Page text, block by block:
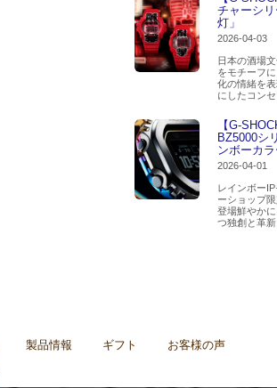
チャーシ
灯」
2026-04-03
日本の酒場
をモチーフ
化の情緒を
にしたコン
【G-
BZ5000シ
ンボーカラ
2026-04-01
レインボー
ーショップ
登場鮮やか
つ独創と革新
製品情報 ギフト お客様の声